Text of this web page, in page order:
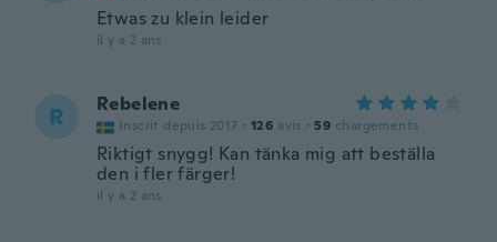
Etwas zu klein leider
il y a 2 ans
R Rebelene
Inscrit depuis 2017 · 126 avis · 59 chargements
Riktigt snygg! Kan tänka mig att beställa
den i fler färger!
il y a 2 ans